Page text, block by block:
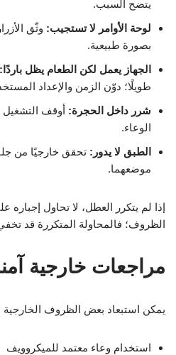
يتضح السبب.
لوحة الأوامر لا تستجيب: وثّق
بصورة طبيعية.
الجهاز يعمل لكن الطعام يظل باردًا:
طويلًا؛ دوّن الزمن والإعداد
شرر داخل الحجرة: أوقف
الوعاء.
الطبق لا يدور: تحقق خارجيًا من
موضعهما.
إذا لم يتكرر العطل، لا تحاول
الظروف؛ فالمحاولة المتكررة قد
مراجعات خارجية
يمكن استبعاد بعض الظروف الخارجية
استخدام وعاء معتمد للميكروويف